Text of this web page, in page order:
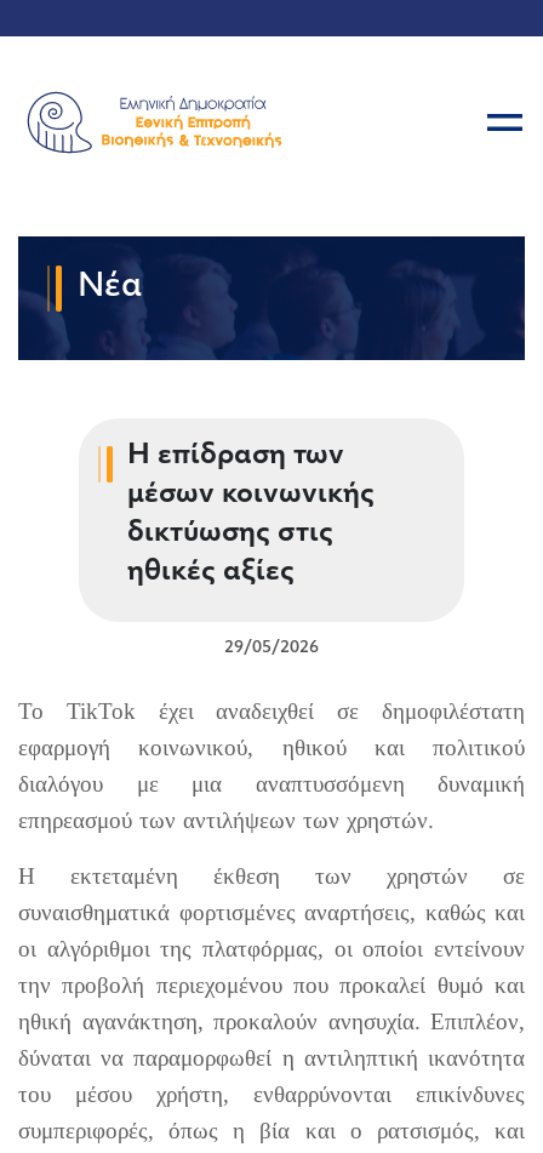
Νέα
Η επίδραση των
μέσων κοινωνικής
δικτύωσης στις
ηθικές αξίες
29/05/2026
Το TikTok έχει αναδειχθεί σε δημοφιλέστατη
εφαρμογή κοινωνικού, ηθικού και πολιτικού
διαλόγου με μια αναπτυσσόμενη δυναμική
επηρεασμού των αντιλήψεων των χρηστών.
H εκτεταμένη έκθεση των χρηστών σε
συναισθηματικά φορτισμένες αναρτήσεις, καθώς και
οι αλγόριθμοι της πλατφόρμας, οι οποίοι εντείνουν
την προβολή περιεχομένου που προκαλεί θυμό και
ηθική αγανάκτηση, προκαλούν ανησυχία. Επιπλέον,
δύναται να παραμορφωθεί η αντιληπτική ικανότητα
του μέσου χρήστη, ενθαρρύνονται επικίνδυνες
συμπεριφορές, όπως η βία και ο ρατσισμός, και